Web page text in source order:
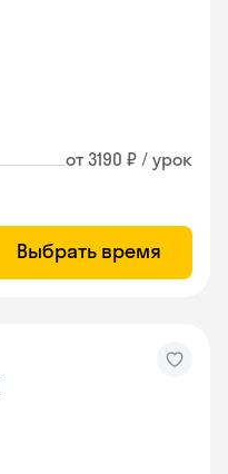
от 3190 ₽ / урок
Выбрать время